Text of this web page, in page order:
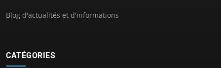
Blog d'actualités et d'informations
CATÉGORIES